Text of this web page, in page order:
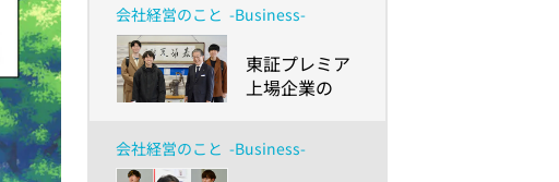
たちの反応
み内容や企業
理念を成城大
に徹底解説～
会社経営のこと -Business-
​東証プレミア
上場企業の
う見える？～
会社経営のこと -Business-